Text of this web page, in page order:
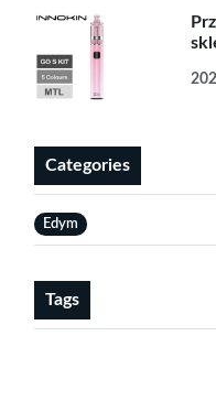
Categories
Edym
Tags